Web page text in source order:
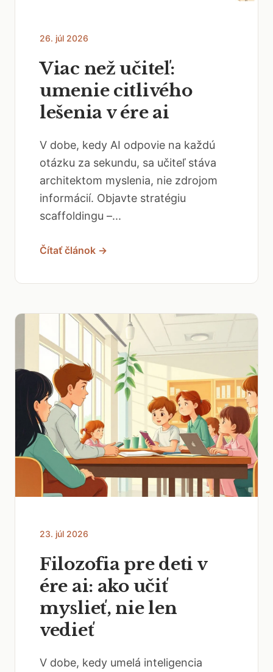
26. júl 2026
Viac než učiteľ:
umenie citlivého
lešenia v ére ai
V dobe, kedy AI odpovie na každú
otázku za sekundu, sa učiteľ stáva
architektom myslenia, nie zdrojom
informácií. Objavte stratégiu
scaffoldingu –...
Čítať článok →
23. júl 2026
Filozofia pre deti v
ére ai: ako učiť
myslieť, nie len
vedieť
V dobe, kedy umelá inteligencia